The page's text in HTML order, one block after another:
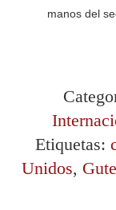
manos del
Etiquetas:
Unidos,